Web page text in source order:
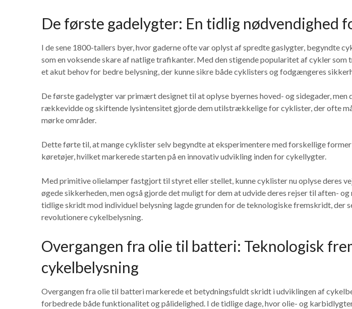
De første gadelygter: En tidlig nødvendighed
I de sene 1800-tallers byer, hvor gaderne ofte var oplyst af spredte gaslygter, begyndte
som en voksende skare af natlige trafikanter. Med den stigende popularitet af cykler
et akut behov for bedre belysning, der kunne sikre både cyklisters og fodgængeres
De første gadelygter var primært designet til at oplyse byernes hoved- og sidegader, men
rækkevidde og skiftende lysintensitet gjorde dem utilstrækkelige for cyklister, der ofte
mørke områder.
Dette førte til, at mange cyklister selv begyndte at eksperimentere med forskellige
køretøjer, hvilket markerede starten på en innovativ udvikling inden for cykellygter.
Med primitive olielamper fastgjort til styret eller stellet, kunne cyklister nu oplyse deres
øgede sikkerheden, men også gjorde det muligt for dem at udvide deres rejser til aften-
tidlige skridt mod individuel belysning lagde grunden for de teknologiske fremskridt, der
revolutionere cykelbelysning.
Overgangen fra olie til batteri: Teknologisk
cykelbelysning
Overgangen fra olie til batteri markerede et betydningsfuldt skridt i udviklingen af
forbedrede både funktionalitet og pålidelighed. I de tidlige dage, hvor olie- og